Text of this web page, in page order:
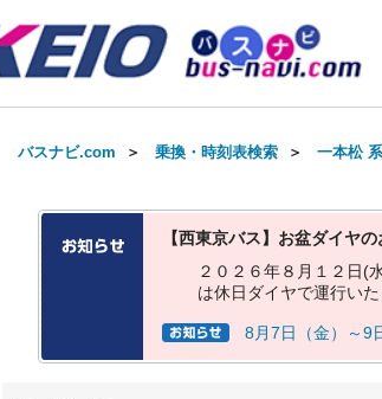
バスナビ.com ＞ 乗換・時刻表検索 ＞ 一本松
【西東京バス】お盆ダイヤ
２ ０ ２ ６年８ 月 １ ２ 日(
は休日 ダイヤで運行いた
8月7日（金）～9